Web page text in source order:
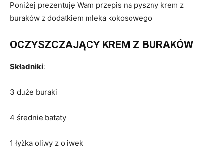
Poniżej prezentuję Wam przepis na pyszny krem z
buraków z dodatkiem mleka kokosowego.
OCZYSZCZAJĄCY KREM Z BURAKÓW
Składniki:
3 duże buraki
4 średnie bataty
1 łyżka oliwy z oliwek